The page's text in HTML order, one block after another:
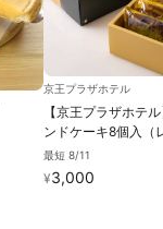
京王プラザホテル
【京王プラザホテ
ンドケーキ8個入（
フルーツ・抹茶・
ポピーシード）
最短 8/11
¥3,000